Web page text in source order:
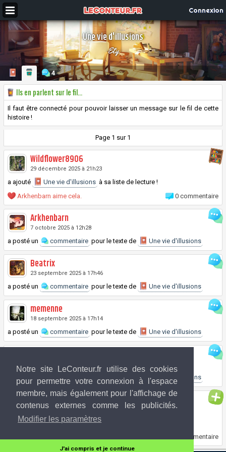
Notre site LeConteur.fr utilise des cookies
pour permettre votre connexion à l'espace
membre, mais également pour l'affichage de
contenus externes comme les publicités.
Modifier les paramètres
J'ai compris et je continue
Connexion
Une vie d'illusions
Ety
4
Ils en parlent sur le fil...
Il faut être connecté pour pouvoir laisser un message sur le fil de cette
histoire !
Page 1 sur 1
Wildflower8906
29 décembre 2025 à 21h23
a ajouté Une vie d'illusions à sa liste de lecture !
0 commentaire
Arkhenbarn aime cela.
Arkhenbarn
7 octobre 2025 à 12h28
a posté un commentaire pour le texte de Une vie d'illusions
Beatrix
23 septembre 2025 à 17h46
a posté un commentaire pour le texte de Une vie d'illusions
memenne
18 septembre 2025 à 17h14
a posté un commentaire pour le texte de Une vie d'illusions
commentaire pour le texte de Une vie d'illusions
Ety
17 septembre 2025 à 14h04
a posté une nouvelle intitulée
0 commentaire